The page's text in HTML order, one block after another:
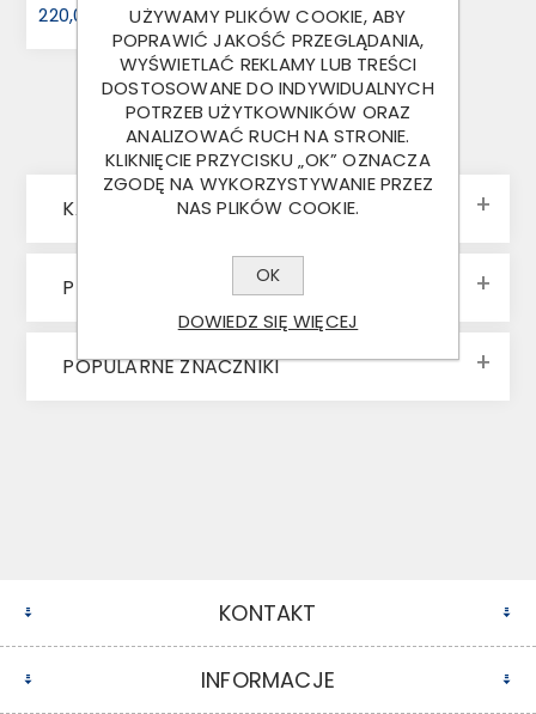
220,00 ZŁ
KATEGORIE
PRODUCENCI
POPULARNE ZNACZNIKI
KONTAKT
INFORMACJE
UŻYWAMY PLIKÓW COOKIE, ABY
POPRAWIĆ JAKOŚĆ PRZEGLĄDANIA,
WYŚWIETLAĆ REKLAMY LUB TREŚCI
DOSTOSOWANE DO INDYWIDUALNYCH
POTRZEB UŻYTKOWNIKÓW ORAZ
ANALIZOWAĆ RUCH NA STRONIE.
KLIKNIĘCIE PRZYCISKU „OK” OZNACZA
ZGODĘ NA WYKORZYSTYWANIE PRZEZ
NAS PLIKÓW COOKIE.
OK
DOWIEDZ SIĘ WIĘCEJ